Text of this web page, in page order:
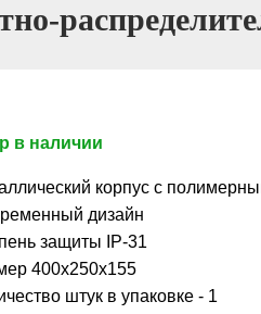
в наличии
корпус с
дизайн
защиты IP-31
400х250х155
штук в упаковке - 1